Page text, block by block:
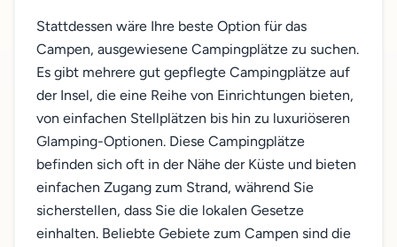
Stattdessen wäre Ihre beste Option für das
Campen, ausgewiesene Campingplätze zu suchen.
Es gibt mehrere gut gepflegte Campingplätze auf
der Insel, die eine Reihe von Einrichtungen bieten,
von einfachen Stellplätzen bis hin zu luxuriöseren
Glamping-Optionen. Diese Campingplätze
befinden sich oft in der Nähe der Küste und bieten
einfachen Zugang zum Strand, während Sie
sicherstellen, dass Sie die lokalen Gesetze
einhalten. Beliebte Gebiete zum Campen sind die